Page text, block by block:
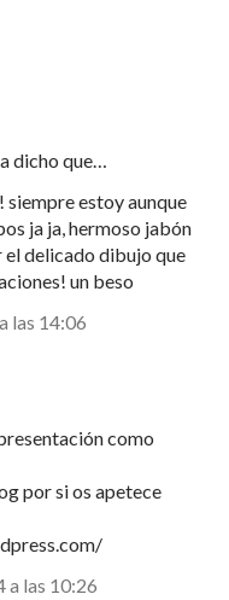
dicho que…
estoy aunque
ja ja, hermoso jabón
el delicado dibujo que
un beso
las 14:06
como
por si os apetece
a las 10:26